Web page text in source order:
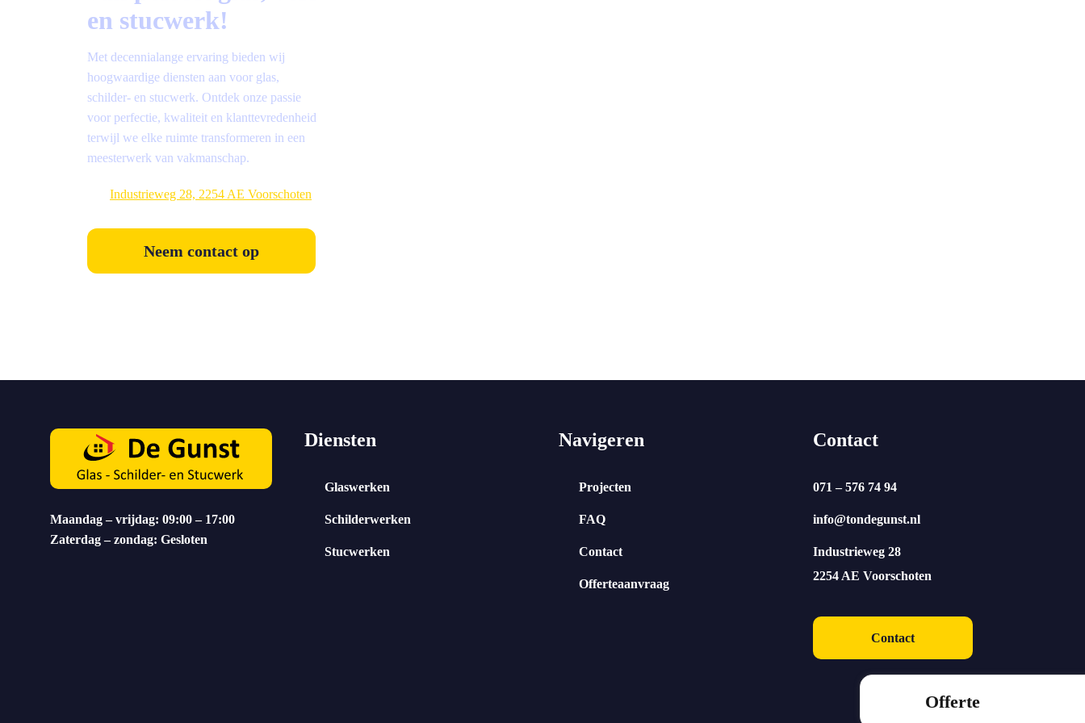
en stucwerk!
Met decennialange ervaring bieden wij
hoogwaardige diensten aan voor glas,
schilder- en stucwerk. Ontdek onze passie
voor perfectie, kwaliteit en klanttevredenheid
terwijl we elke ruimte transformeren in een
meesterwerk van vakmanschap.
Industrieweg 28, 2254 AE Voorschoten
Neem contact op
Maandag – vrijdag: 09:00 – 17:00
Zaterdag – zondag: Gesloten
Diensten
Glaswerken
Schilderwerken
Stucwerken
Navigeren
Projecten
FAQ
Contact
Offerteaanvraag
Contact
071 – 576 74 94
info@tondegunst.nl
Industrieweg 28
2254 AE Voorschoten
Contact
Offerte